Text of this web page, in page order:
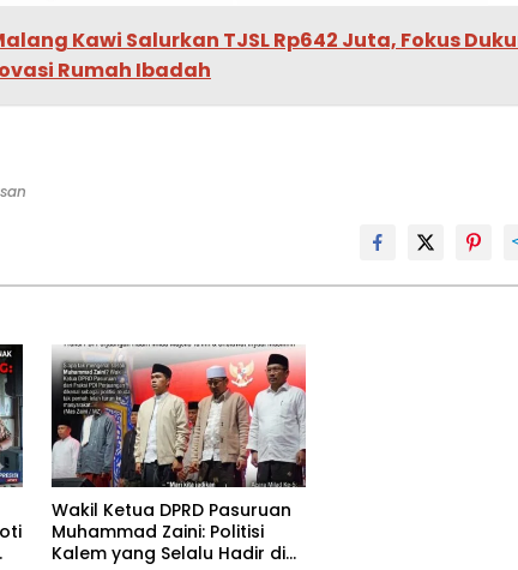
Kawi Salurkan TJSL Rp642 Juta, Fokus
Rumah Ibadah
‎Wakil Ketua DPRD Pasuruan
Muhammad Zaini: Politisi
Kalem yang Selalu Hadir di